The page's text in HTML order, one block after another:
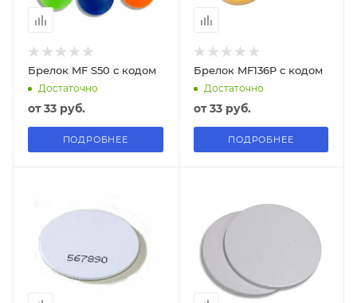
Брелок MF S50 с кодом
Достаточно
от33 руб.
ПОДРОБНЕЕ
Брелок MF136P с кодом
Достаточно
от33 руб.
ПОДРОБНЕЕ